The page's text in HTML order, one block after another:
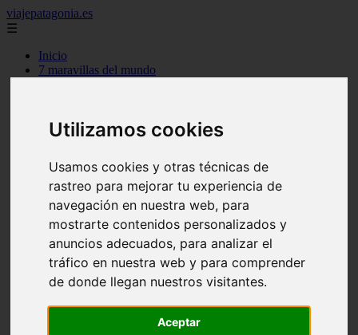
Utilizamos cookies
Usamos cookies y otras técnicas de
rastreo para mejorar tu experiencia de
navegación en nuestra web, para
mostrarte contenidos personalizados y
anuncios adecuados, para analizar el
tráfico en nuestra web y para comprender
de donde llegan nuestros visitantes.
Aceptar
viajepatagonia.es
☰
Inicio
7 maravillas del mundo
c buenos aires
c cordoba
c generalidades del pais
c mendoza
c provincias
c rio negro
c santa fe
c tierra de fuego
c tucuman
c zona austral